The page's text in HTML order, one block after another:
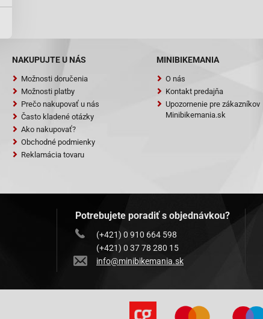
NAKUPUJTE U NÁS
Možnosti doručenia
Možnosti platby
Prečo nakupovať u nás
Často kladené otázky
Ako nakupovať?
Obchodné podmienky
Reklamácia tovaru
MINIBIKEMANIA
O nás
Kontakt predajňa
Upozornenie pre zákazníkov
Minibikemania.sk
Potrebujete poradiť s objednávkou?
(+421) 0 910 664 598
(+421) 0 37 78 280 15
info@minibikemania.sk